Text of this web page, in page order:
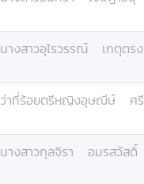
นางสาวอุไรวรรณ์
เกตุตรง
ว่าที่ร้อยตรีหญิงอุษณีษ์
ศรี
นางสาวกุลจิรา
อมรสวัสดิ์